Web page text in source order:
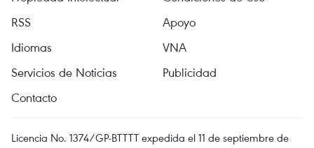
RSS
Apoyo
Idiomas
VNA
Servicios de Noticias
Publicidad
Contacto
Licencia No. 1374/GP-BTTTT expedida el 11 de septiembre de